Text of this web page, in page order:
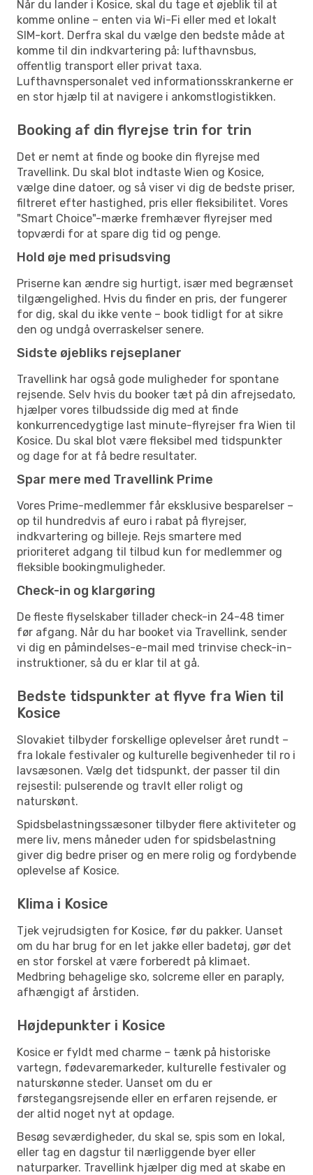
Når du lander i Kosice, skal du tage et øjeblik til at
komme online – enten via Wi-Fi eller med et lokalt
SIM-kort. Derfra skal du vælge den bedste måde at
komme til din indkvartering på: lufthavnsbus,
offentlig transport eller privat taxa.
Lufthavnspersonalet ved informationsskrankerne er
en stor hjælp til at navigere i ankomstlogistikken.
Booking af din flyrejse trin for trin
Det er nemt at finde og booke din flyrejse med
Travellink. Du skal blot indtaste Wien og Kosice,
vælge dine datoer, og så viser vi dig de bedste priser,
filtreret efter hastighed, pris eller fleksibilitet. Vores
"Smart Choice"-mærke fremhæver flyrejser med
topværdi for at spare dig tid og penge.
Hold øje med prisudsving
Priserne kan ændre sig hurtigt, især med begrænset
tilgængelighed. Hvis du finder en pris, der fungerer
for dig, skal du ikke vente – book tidligt for at sikre
den og undgå overraskelser senere.
Sidste øjebliks rejseplaner
Travellink har også gode muligheder for spontane
rejsende. Selv hvis du booker tæt på din afrejsedato,
hjælper vores tilbudsside dig med at finde
konkurrencedygtige last minute-flyrejser fra Wien til
Kosice. Du skal blot være fleksibel med tidspunkter
og dage for at få bedre resultater.
Spar mere med Travellink Prime
Vores Prime-medlemmer får eksklusive besparelser –
op til hundredvis af euro i rabat på flyrejser,
indkvartering og billeje. Rejs smartere med
prioriteret adgang til tilbud kun for medlemmer og
fleksible bookingmuligheder.
Check-in og klargøring
De fleste flyselskaber tillader check-in 24-48 timer
før afgang. Når du har booket via Travellink, sender
vi dig en påmindelses-e-mail med trinvise check-in-
instruktioner, så du er klar til at gå.
Bedste tidspunkter at flyve fra Wien til
Kosice
Slovakiet tilbyder forskellige oplevelser året rundt –
fra lokale festivaler og kulturelle begivenheder til ro i
lavsæsonen. Vælg det tidspunkt, der passer til din
rejsestil: pulserende og travlt eller roligt og
naturskønt.
Spidsbelastningssæsoner tilbyder flere aktiviteter og
mere liv, mens måneder uden for spidsbelastning
giver dig bedre priser og en mere rolig og fordybende
oplevelse af Kosice.
Klima i Kosice
Tjek vejrudsigten for Kosice, før du pakker. Uanset
om du har brug for en let jakke eller badetøj, gør det
en stor forskel at være forberedt på klimaet.
Medbring behagelige sko, solcreme eller en paraply,
afhængigt af årstiden.
Højdepunkter i Kosice
Kosice er fyldt med charme – tænk på historiske
vartegn, fødevaremarkeder, kulturelle festivaler og
naturskønne steder. Uanset om du er
førstegangsrejsende eller en erfaren rejsende, er
der altid noget nyt at opdage.
Besøg seværdigheder, du skal se, spis som en lokal,
eller tag en dagstur til nærliggende byer eller
naturparker. Travellink hjælper dig med at skabe en